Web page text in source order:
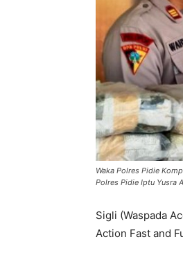
Waka Polres Pidie
Polres Pidie Iptu Yusra
Sigli (Waspada
Action Fast and